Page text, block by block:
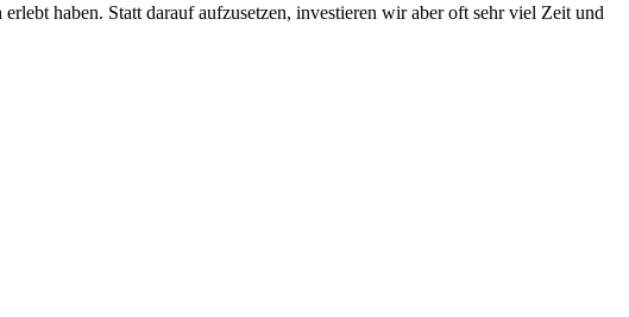
haben. Statt darauf aufzusetzen, investieren wir aber oft sehr viel Zeit und